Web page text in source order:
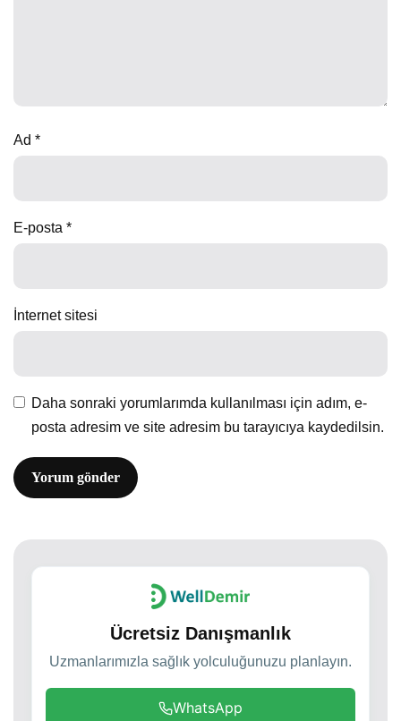
Ad *
E-posta *
İnternet sitesi
Daha sonraki yorumlarımda kullanılması için adım, e-
posta adresim ve site adresim bu tarayıcıya kaydedilsin.
Ücretsiz Danışmanlık
Uzmanlarımızla sağlık yolculuğunuzu planlayın.
WhatsApp